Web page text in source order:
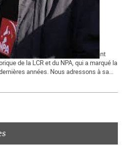
la mémoire d'Alain Krivine, militant
de la LCR et du NPA, qui a marqué la
années. Nous adressons à sa...